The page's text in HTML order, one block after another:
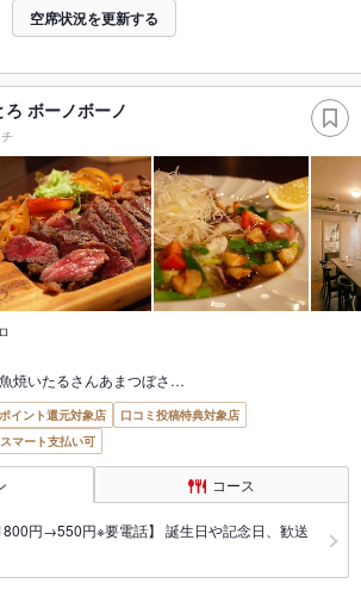
空席状況を更新する
ボーノボーノ
焼いたるさんあまつぼさ…
イント還元対象店
口コミ投稿特典対象店
スマート支払い可
コース
円→550円※要電話】 誕生日や記念日、歓送